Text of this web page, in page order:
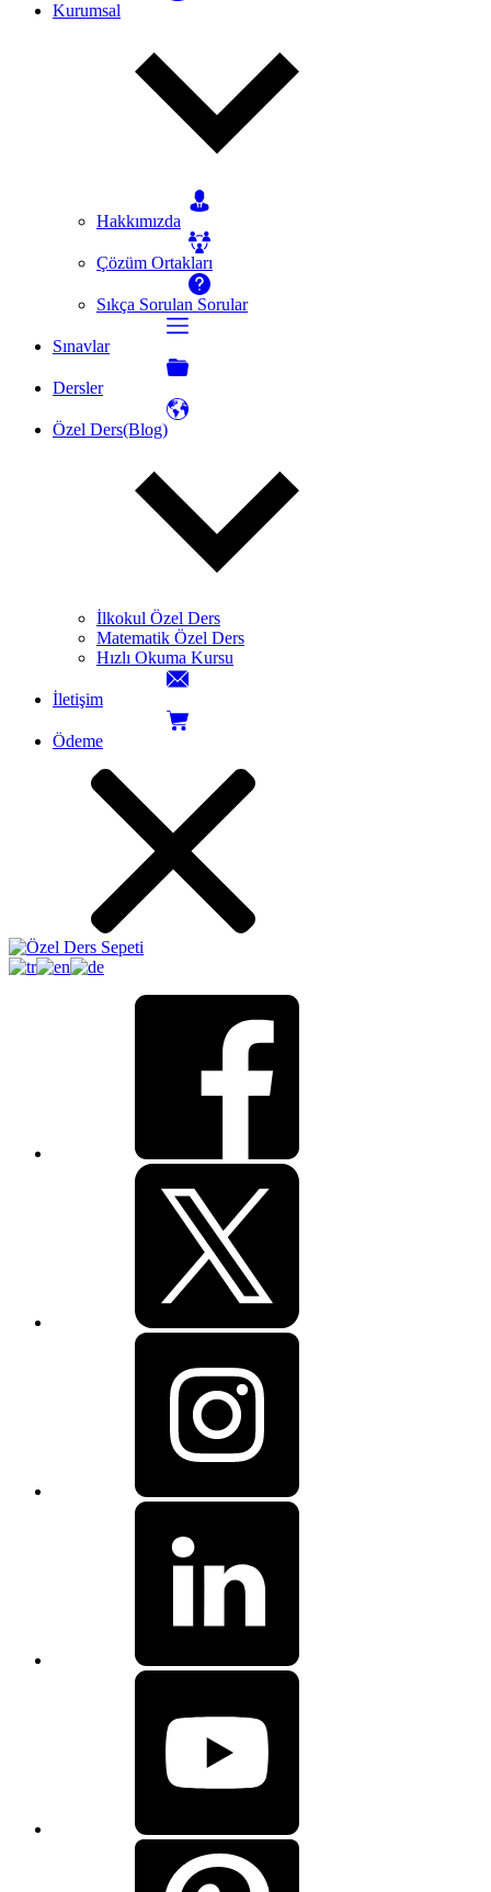
Kurumsal
Hakkımızda
Çözüm Ortakları
Sıkça Sorulan Sorular
Sınavlar
Dersler
Özel Ders(Blog)
İlkokul Özel Ders
Matematik Özel Ders
Hızlı Okuma Kursu
İletişim
Ödeme